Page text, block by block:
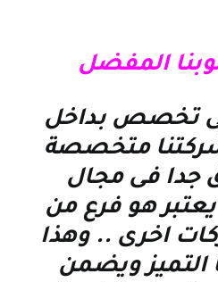
المفضل
تخصص بداخل
متخصصة
جدا فى مجال
يعتبر هو فرع من
اخرى .. وهذا
التميز ويضمن